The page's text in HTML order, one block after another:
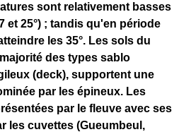
sont relativement basses
et 25°) ; tandis qu'en période
les 35°. Les sols du
des types sablo
(deck), supportent une
par les épineux. Les
par le fleuve avec ses
les cuvettes (Gueumbeul,